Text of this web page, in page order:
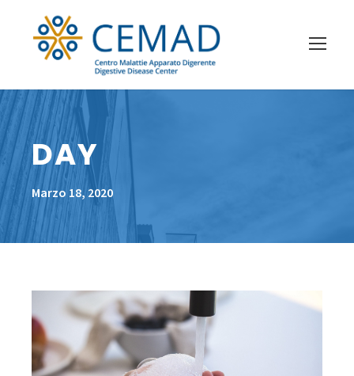
DAY
Marzo 18, 2020